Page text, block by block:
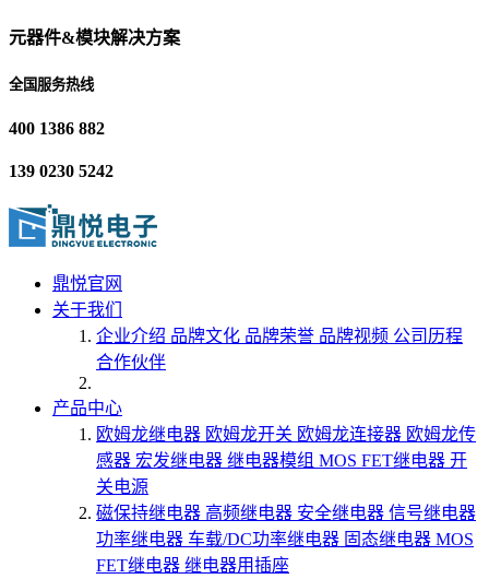
元器件&模块解决方案
全国服务热线
400 1386 882
139 0230 5242
鼎悦官网
关于我们
企业介绍 品牌文化 品牌荣誉 品牌视频 公司历程
合作伙伴
产品中心
欧姆龙继电器 欧姆龙开关 欧姆龙连接器 欧姆龙传
感器 宏发继电器 继电器模组 MOS FET继电器 开
关电源
磁保持继电器 高频继电器 安全继电器 信号继电器
功率继电器 车载/DC功率继电器 固态继电器 MOS
FET继电器 继电器用插座